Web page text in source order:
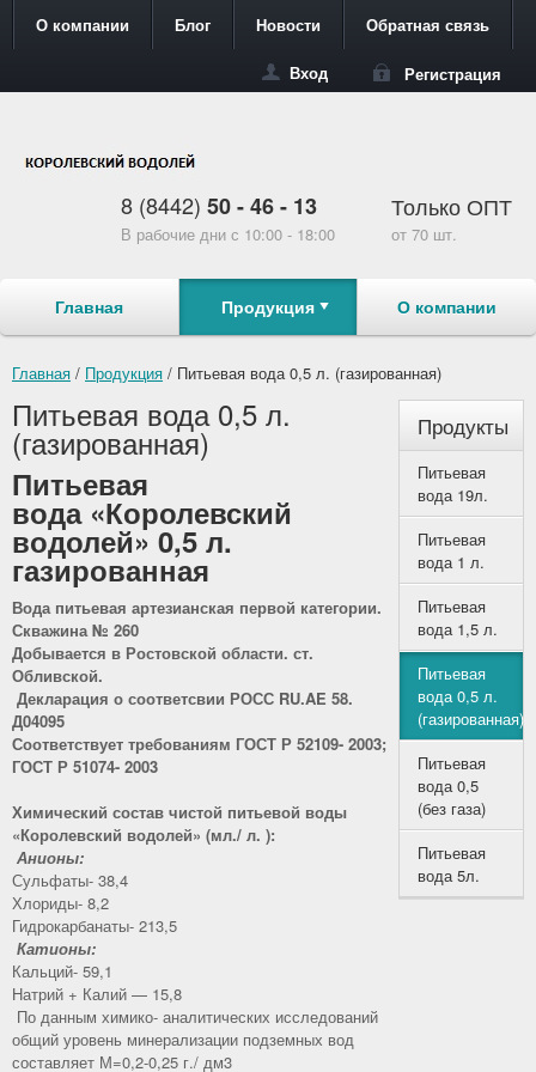
О компании Блог Новости Обратная связь
Вход Регистрация
8 (8442) 50 - 46 - 13
В рабочие дни с 10:00 - 18:00
Только ОПТ
от 70 шт.
Главная Продукция О компании
Главная / Продукция / Питьевая вода 0,5 л. (газированная)
Питьевая вода 0,5 л.
(газированная)
Питьевая
вода «Королевский
водолей» 0,5 л.
газированная
Вода питьевая артезианская первой категории.
Скважина № 260
Добывается в Ростовской области. ст.
Обливской.
Декларация о соответсвии РОСС RU.AE 58.
Д04095
Соответствует требованиям ГОСТ Р 52109- 2003;
ГОСТ Р 51074- 2003
Химический состав чистой питьевой воды
«Королевский водолей» (мл./ л. ):
Анионы:
Сульфаты- 38,4
Хлориды- 8,2
Гидрокарбанаты- 213,5
Катионы:
Кальций- 59,1
Натрий + Калий — 15,8
По данным химико- аналитических исследований
общий уровень минерализации подземных вод
составляет М=0,2-0,25 г./ дм3
Продукты
Питьевая
вода 19л.
Питьевая
вода 1 л.
Питьевая
вода 1,5 л.
Питьевая
вода 0,5 л.
(газированная)
Питьевая
вода 0,5
(без газа)
Питьевая
вода 5л.